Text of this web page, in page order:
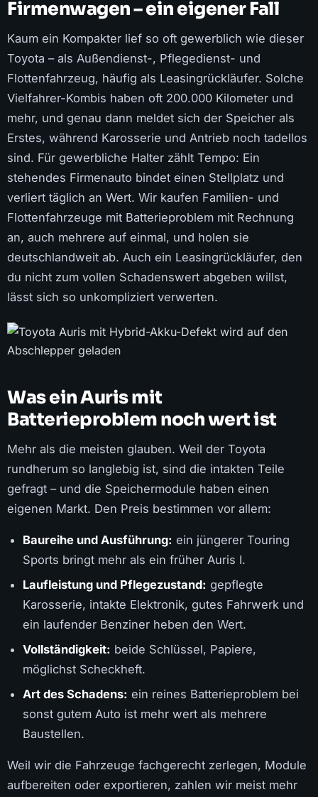
Firmenwagen – ein eigener Fall
Kaum ein Kompakter lief so oft gewerblich wie dieser
Toyota – als Außendienst-, Pflegedienst- und
Flottenfahrzeug, häufig als Leasingrückläufer. Solche
Vielfahrer-Kombis haben oft 200.000 Kilometer und
mehr, und genau dann meldet sich der Speicher als
Erstes, während Karosserie und Antrieb noch tadellos
sind. Für gewerbliche Halter zählt Tempo: Ein
stehendes Firmenauto bindet einen Stellplatz und
verliert täglich an Wert. Wir kaufen Familien- und
Flottenfahrzeuge mit Batterieproblem mit Rechnung
an, auch mehrere auf einmal, und holen sie
deutschlandweit ab. Auch ein Leasingrückläufer, den
du nicht zum vollen Schadenswert abgeben willst,
lässt sich so unkompliziert verwerten.
Was ein Auris mit
Batterieproblem noch wert ist
Mehr als die meisten glauben. Weil der Toyota
rundherum so langlebig ist, sind die intakten Teile
gefragt – und die Speichermodule haben einen
eigenen Markt. Den Preis bestimmen vor allem:
Baureihe und Ausführung: ein jüngerer Touring
Sports bringt mehr als ein früher Auris I.
Laufleistung und Pflegezustand: gepflegte
Karosserie, intakte Elektronik, gutes Fahrwerk und
ein laufender Benziner heben den Wert.
Vollständigkeit: beide Schlüssel, Papiere,
möglichst Scheckheft.
Art des Schadens: ein reines Batterieproblem bei
sonst gutem Auto ist mehr wert als mehrere
Baustellen.
Weil wir die Fahrzeuge fachgerecht zerlegen, Module
aufbereiten oder exportieren, zahlen wir meist mehr